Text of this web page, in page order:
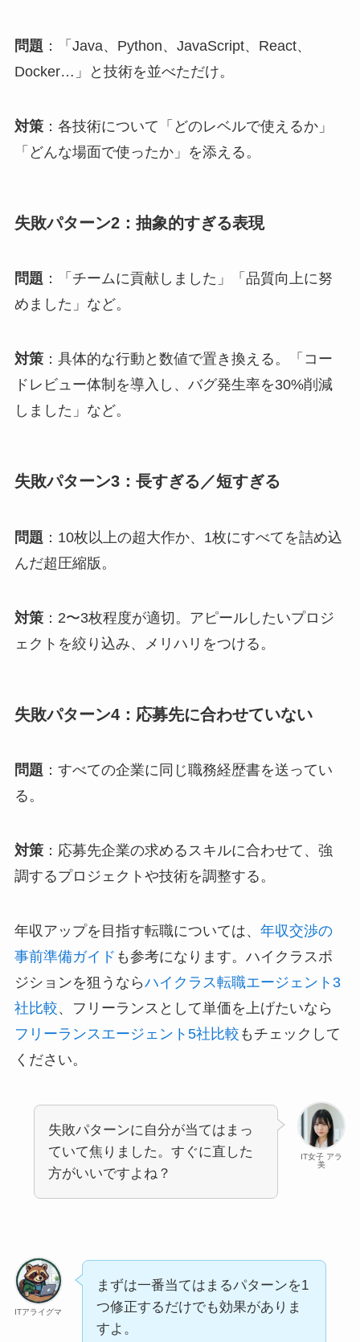
問題 ：「Java、Python、JavaScript、React、
Docker…」と技術を並べただけ。
対策：各技術について「どのレベルで使えるか」
「どんな場面で使ったか」を添える。
失敗パターン2：抽象的すぎる表現
問題 ：「チームに貢献しました」「品質向上に努
めました」など。
対策：具体的な行動と数値で置き換える。「コー
ドレビュー体制を導入し、バグ発生率を30%削減
しました」など。
失敗パターン3：長すぎる／短すぎる
問題 ：10枚以上の超大作か、1枚にすべてを詰め込
んだ超圧縮版。
対策：2〜3枚程度が適切。アピールしたいプロジ
ェクトを絞り込み、メリハリをつける。
失敗パターン4：応募先に合わせていない
問題 ：すべての企業に同じ職務経歴書を送ってい
る。
対策：応募先企業の求めるスキルに合わせて、強
調するプロジェクトや技術を調整する。
年収アップを目指す転職については、 年収交渉の
事前準備ガイド も参考になります。ハイクラスポ
ジションを狙うならハイクラス転職エージェント3
社比較、フリーランスとして単価を上げたいなら
フリーランスエージェント5社比較 もチェックして
ください。
IT女子 アラ
美
失敗パターンに自分が当てはまっ
ていて焦りました。すぐに直した
方がいいですよね？
ITアライグマ
まずは一番当てはまるパターンを1
つ修正するだけでも効果がありま
すよ。